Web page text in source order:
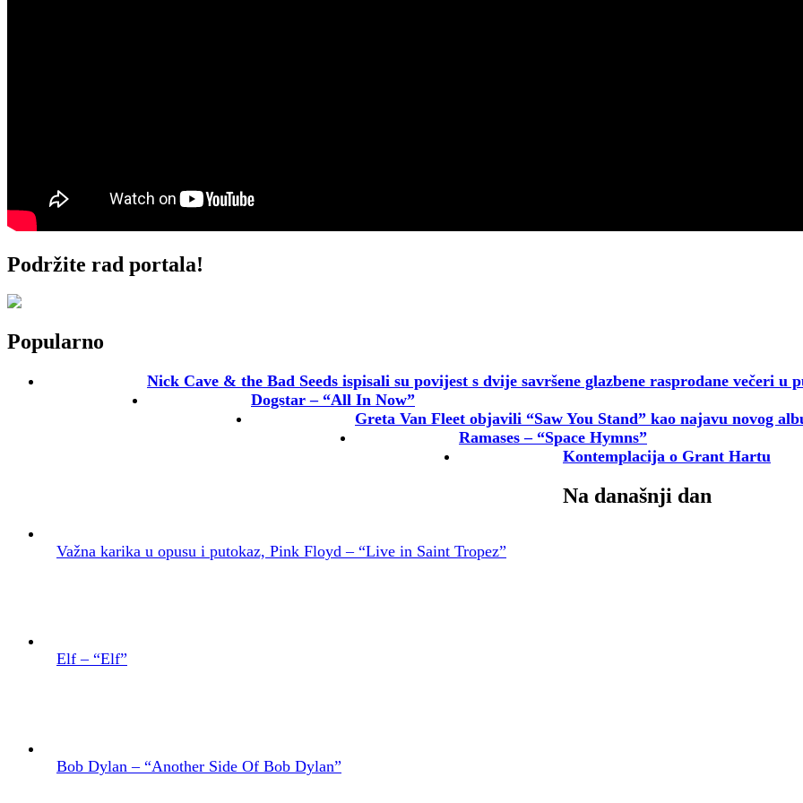
Podržite rad portala!
Popularno
Nick Cave & the Bad Seeds ispisali su povijest s dvije savršene glazbene rasprodane večeri u
Dogstar – “All In Now”
Greta Van Fleet objavili “Saw You Stand” kao najavu novog
Ramases – “Space Hymns”
Kontemplacija o Grant Hartu
Na današnji dan
Važna karika u opusu i putokaz, Pink Floyd – “Live in Saint Tropez”
Elf – “Elf”
Bob Dylan – “Another Side Of Bob Dylan”